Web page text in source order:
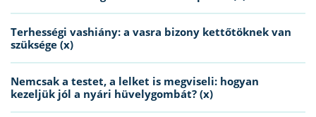
Terhességi vashiány: a vasra bizony kettőtöknek van
szüksége (x)
Nemcsak a testet, a lelket is megviseli: hogyan
kezeljük jól a nyári hüvelygombát? (x)